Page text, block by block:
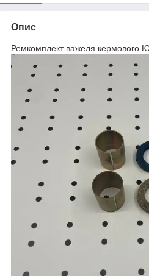
Опис
Ремкомплект важеля кермового